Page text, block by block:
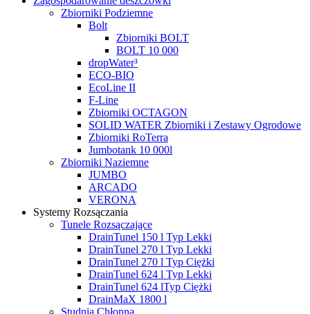
Zbiorniki Podziemne
Bolt
Zbiorniki BOLT
BOLT 10 000
dropWater³
ECO-BIO
EcoLine II
F-Line
Zbiorniki OCTAGON
SOLID WATER Zbiorniki i Zestawy Ogrodowe
Zbiorniki RoTerra
Jumbotank 10 000l
Zbiorniki Naziemne
JUMBO
ARCADO
VERONA
Systemy Rozsączania
Tunele Rozsączające
DrainTunel 150 l Typ Lekki
DrainTunel 270 l Typ Lekki
DrainTunel 270 l Typ Ciężki
DrainTunel 624 l Typ Lekki
DrainTunel 624 lTyp Ciężki
DrainMaX 1800 l
Studnia Chłonna